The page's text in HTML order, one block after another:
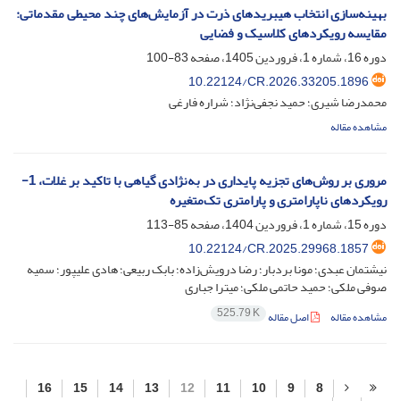
بهینه‌سازی انتخاب هیبرید‌های ذرت در آزمایش‌های چند محیطی مقدماتی:
مقایسه رویکردهای کلاسیک و فضایی
دوره 16، شماره 1، فروردین 1405، صفحه
83-100
10.22124/CR.2026.33205.1896
محمدرضا شیری؛ حمید نجفی‌نژاد؛ شراره فارغی
مشاهده مقاله
مروری بر روش‌های تجزیه پایداری در به‌نژادی گیاهی با تاکید بر غلات، 1-
رویکردهای ناپارامتری و پارامتری تک‌متغیره
دوره 15، شماره 1، فروردین 1404، صفحه
85-113
10.22124/CR.2025.29968.1857
نیشتمان عبدی؛ مونا بردبار؛ رضا درویش‌زاده؛ بابک ربیعی؛ هادی علیپور؛ سمیه
صوفی ملکی؛ حمید حاتمی ملکی؛ میترا جباری
مشاهده مقاله اصل مقاله 525.79 K
8
9
10
11
12
13
14
15
16